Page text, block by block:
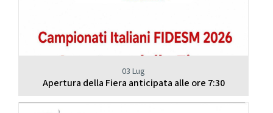
03 Lug
Apertura della Fiera anticipata alle ore 7:30